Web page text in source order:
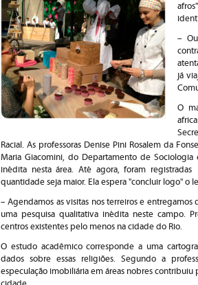
–
já
O
Racial. As professoras Denise Pini Rosalem da
Maria Giacomini, do Departamento de Sociologia
inédita nesta área. Até agora, foram
quantidade seja maior. Ela espera "concluir logo" o
– Agendamos as visitas nos terreiros e entregamos
uma pesquisa qualitativa inédita neste campo.
centros existentes pelo menos na cidade do Rio.
O estudo acadêmico corresponde a uma
dados sobre essas religiões. Segundo a
especulação imobiliária em áreas nobres contribuiu